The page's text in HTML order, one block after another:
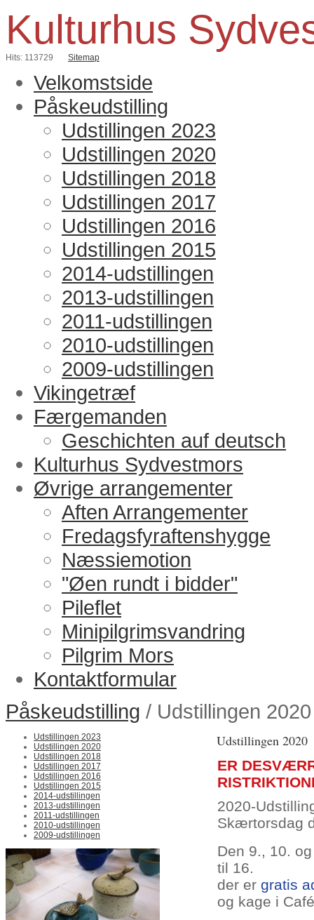
Kulturhus
Hits: 113729 Sitemap
Velkomstside
Påskeudstilling
Udstillingen 2023
Udstillingen 2020
Udstillingen 2018
Udstillingen 2017
Udstillingen 2016
Udstillingen 2015
2014-udstillingen
2013-udstillingen
2011-udstillingen
2010-udstillingen
2009-udstillingen
Vikingetræf
Færgemanden
Geschichten auf deutsch
Kulturhus Sydvestmors
Øvrige arrangementer
Aften Arrangementer
Fredagsfyraftenshygge
Næssiemotion
"Øen rundt i bidder"
Pileflet
Minipilgrimsvandring
Pilgrim Mors
Kontaktformular
Påskeudstilling / Udstillingen 2020
Udstillingen 2023
Udstillingen 2020
Udstillingen 2018
Udstillingen 2017
Udstillingen 2016
Udstillingen 2015
2014-udstillingen
2013-udstillingen
2011-udstillingen
2010-udstillingen
2009-udstillingen
Udstillingen 2020
ER
2020-
Skærtorsdag
Den 9., 10.
til 16.
der er gratis
og kage i